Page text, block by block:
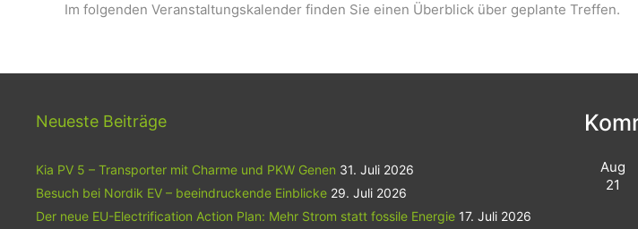
Im folgenden Veranstaltungskalender finden Sie einen Überblick über geplante Treffen.
Neueste Beiträge
Kia PV 5 – Transporter mit Charme und PKW Genen 31. Juli 2026
Besuch bei Nordik EV – beeindruckende Einblicke 29. Juli 2026
Der neue EU-Electrification Action Plan: Mehr Strom statt fossile Energie 17. Juli 2026
Aug
21